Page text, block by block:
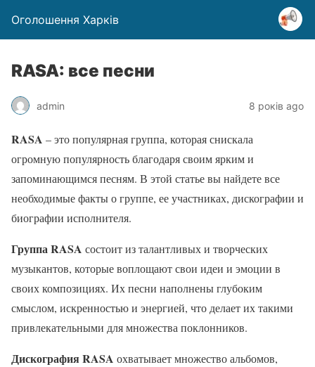
Оголошення Харків
RASA: все песни
admin 8 років ago
RASA – это популярная группа, которая снискала
огромную популярность благодаря своим ярким и
запоминающимся песням. В этой статье вы найдете все
необходимые факты о группе, ее участниках, дискографии и
биографии исполнителя.
Группа RASA состоит из талантливых и творческих
музыкантов, которые воплощают свои идеи и эмоции в
своих композициях. Их песни наполнены глубоким
смыслом, искренностью и энергией, что делает их такими
привлекательными для множества поклонников.
Дискография RASA охватывает множество альбомов,